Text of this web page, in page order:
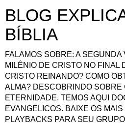
BLOG
BÍBLIA
FALAMOS SOBRE: A
MILÊNIO DE CRISTO NO FINAL
CRISTO REINANDO? COMO
ALMA? DESCOBRINDO SOBRE
ETERNIDADE. TEMOS AQUI
EVANGELICOS. BAIXE OS
PLAYBACKS PARA SEU GRUPO